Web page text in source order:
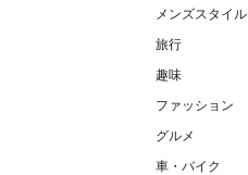
メンズスタイル
旅行
趣味
ファッション
グルメ
車・バイク